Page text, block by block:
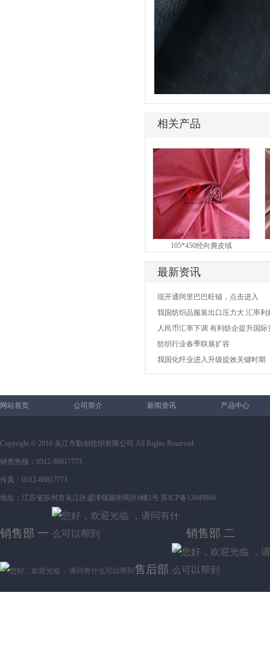
相关产品
75*225纬向麂皮绒
最新资讯
现开通阿里巴巴旺铺，点击进入
我国纺织品服装出口压力大 汇率利
人民币汇率下调 有利纺企提升国际
纺织行业春季联展扩容
我国化纤业进入升级提效关键时期
网站首页 公司简介 新闻资讯 产品中心
Copyright © 2010 吴江市勤创纺织有限公司 All Rights Reserved.
销售热线：0512-88817773
传真：0512-88817773
地址：江苏省苏州市吴江区盛泽镇圆明商区6幢1号 苏ICP备13049866.
销售部 一 销售部 二
售后部